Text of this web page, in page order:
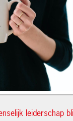
leiderschap